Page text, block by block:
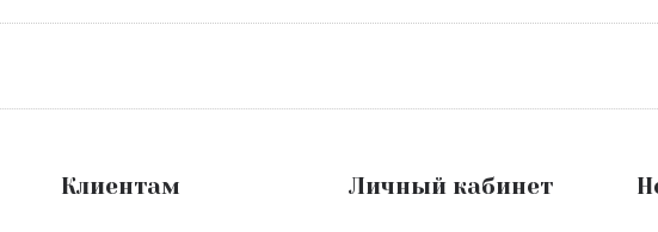
Клиентам Личный кабинет